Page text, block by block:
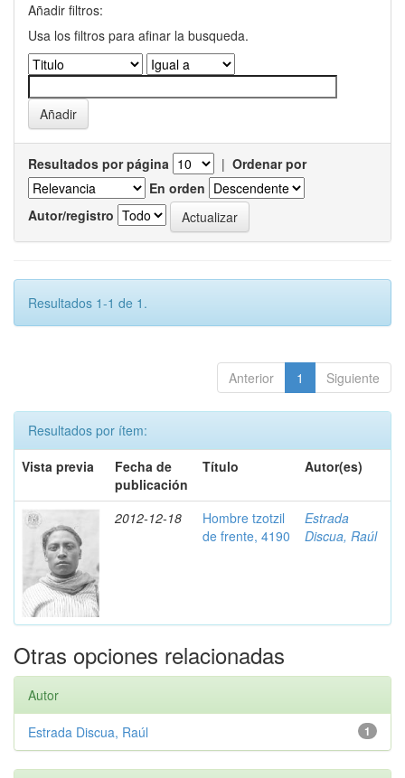
Añadir filtros:
Usa los filtros para afinar la busqueda.
Resultados por página | Ordenar por
En orden
Autor/registro
Resultados 1-1 de 1.
Anterior 1 Siguiente
Resultados por ítem:
Vista previa
Fecha de
publicación
Título Autor(es)
2012-12-18
Hombre tzotzil
de frente, 4190
Estrada
Discua, Raúl
Otras opciones relacionadas
Autor
1
Estrada Discua, Raúl